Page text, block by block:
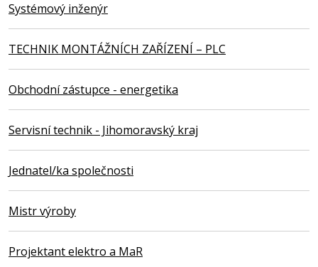
Systémový inženýr
TECHNIK MONTÁŽNÍCH ZAŘÍZENÍ – PLC
Obchodní zástupce - energetika
Servisní technik - Jihomoravský kraj
Jednatel/ka společnosti
Mistr výroby
Projektant elektro a MaR